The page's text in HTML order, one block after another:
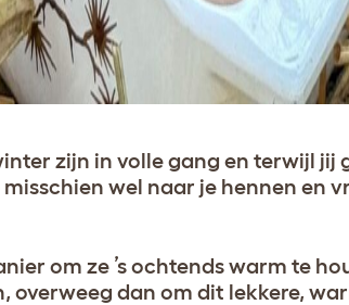
zijn in volle gang en terwijl jij
wel naar je hennen en
om ze ’s ochtends warm te
overweeg dan om dit lekkere,